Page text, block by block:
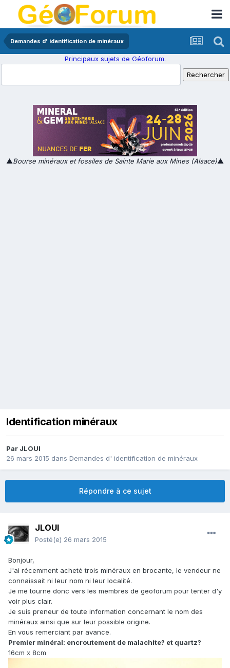
Demandes d' identification de minéraux
Principaux sujets de Géoforum.
▲Bourse minéraux et fossiles de Sainte Marie aux Mines (Alsace)▲
Identification minéraux
Par JLOUI
26 mars 2015 dans Demandes d' identification de minéraux
Répondre à ce sujet
JLOUI
Posté(e) 26 mars 2015
Bonjour,
J'ai récemment acheté trois minéraux en brocante, le vendeur ne
connaissait ni leur nom ni leur localité.
Je me tourne donc vers les membres de geoforum pour tenter d'y
voir plus clair.
Je suis preneur de toute information concernant le nom des
minéraux ainsi que sur leur possible origine.
En vous remerciant par avance.
Premier minéral: encroutement de malachite? et quartz?
16cm x 8cm